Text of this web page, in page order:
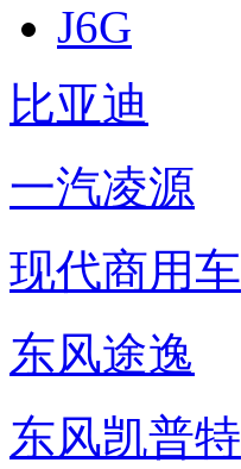
J6G
比亚迪
一汽凌源
现代商用车
东风途逸
东风凯普特